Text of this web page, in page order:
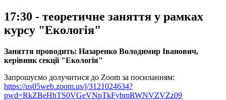
17:30 - теоретичне заняття у рамках
курсу "Екологія"
Заняття проводить: Назаренко Володимир Іванович,
керівник секції "Екологія"
Запрошуємо долучитися до Zoom за посиланням:
https://us05web.zoom.us/j/3121024634?
pwd=RkZBeHhTS0VGeVNpTkFybmRWNVZVZz09